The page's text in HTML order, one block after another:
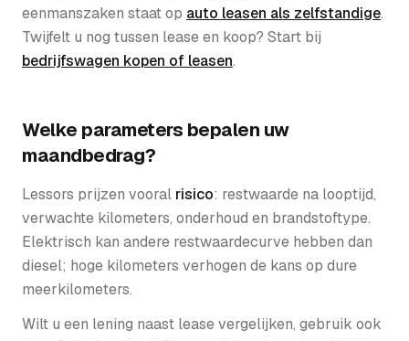
eenmanszaken staat op auto leasen als zelfstandige.
Twijfelt u nog tussen lease en koop? Start bij
bedrijfswagen kopen of leasen.
Welke parameters bepalen uw
maandbedrag?
Lessors prijzen vooral risico: restwaarde na looptijd,
verwachte kilometers, onderhoud en brandstoftype.
Elektrisch kan andere restwaardecurve hebben dan
diesel; hoge kilometers verhogen de kans op dure
meerkilometers.
Wilt u een lening naast lease vergelijken, gebruik ook